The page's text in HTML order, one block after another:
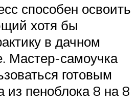
способен освоить
хотя бы
в дачном
Мастер-самоучка
готовым
из пеноблока 8 на 8